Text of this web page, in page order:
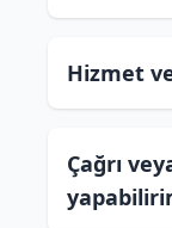
Hizmet
Çağrı